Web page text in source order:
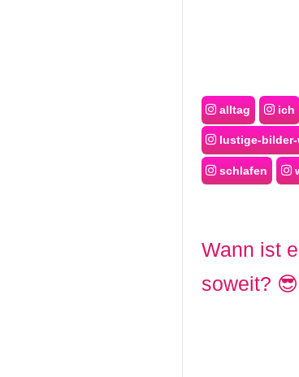
alltag ich
lustige-
schlafen
Wann ist
soweit? 😎